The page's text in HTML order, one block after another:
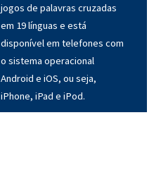
jogos de palavras cruzadas
em 19 línguas e está
disponível em telefones com
o sistema operacional
Android e iOS, ou seja,
iPhone, iPad e iPod.